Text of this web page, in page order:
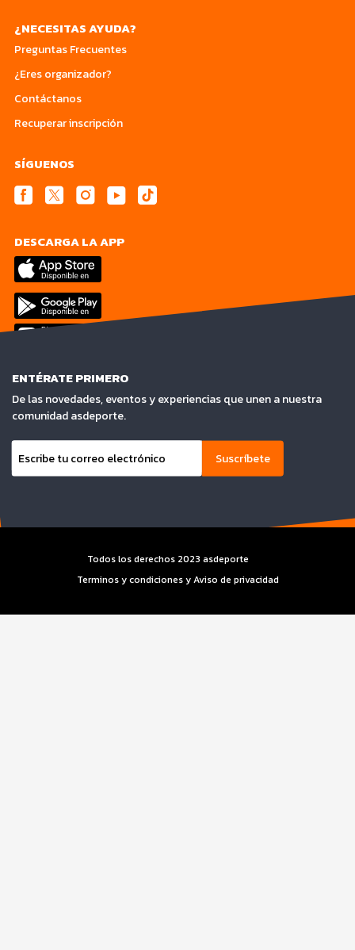
¿NECESITAS AYUDA?
Preguntas Frecuentes
¿Eres organizador?
Contáctanos
Recuperar inscripción
SÍGUENOS
DESCARGA LA APP
ENTÉRATE PRIMERO
De las novedades, eventos y experiencias que unen a nuestra
comunidad asdeporte.
Suscríbete
Todos los derechos 2023 asdeporte
Terminos y condiciones y Aviso de privacidad